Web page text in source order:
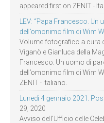
appeared first on ZENIT -
LEV: “Papa Francesco.
dell’omonimo film di Wim
Volume fotografico a cura
Viganò e Gianluca della
Francesco. Un uomo di
dell’omonimo film di Wim
ZENIT - Italiano.
Lunedì 4 gennaio 2021:
29, 2020
Avviso dell’Ufficio delle